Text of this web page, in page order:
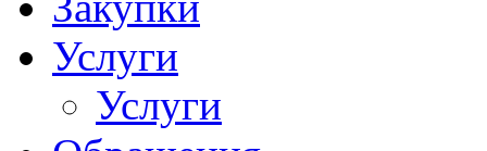
Услуги
Услуги